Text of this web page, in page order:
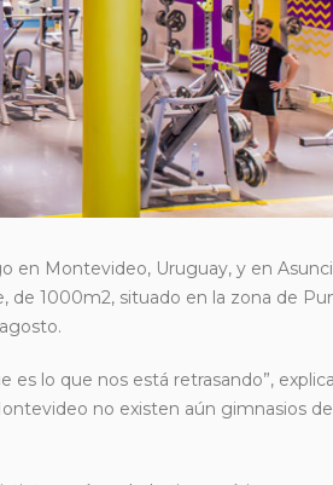
en Montevideo, Uruguay, y en
de 1000m2, situado en la zona de
es lo que nos está retrasando”,
no existen aún gimnasios